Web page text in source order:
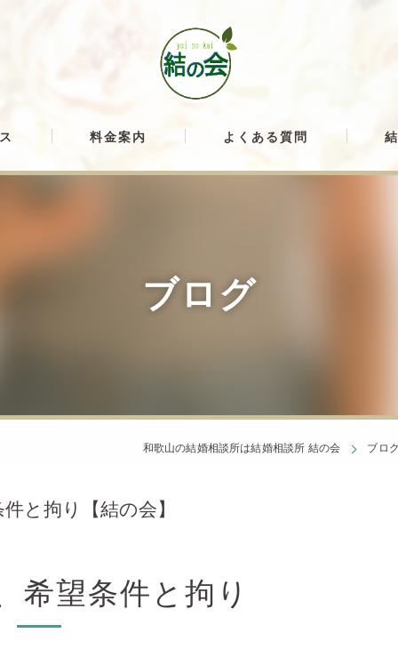
料金案内 よくある質問
ブログ
和歌山の結婚相談所は結婚相談所 結の会 ブロ
と拘り【結の会】
希望条件と拘り